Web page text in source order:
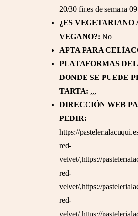
20/30 fines de semana
¿ES VEGETARIANO /
VEGANO?: No
APTA PARA
PLATAFORMAS
DONDE SE PUEDE
TARTA: ,,,
DIRECCIÓN WEB
PEDIR:
https://
red-
velvet/,https://
red-
velvet/,https://
red-
velvet/,https://